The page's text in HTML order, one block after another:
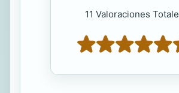
11 Valoraciones